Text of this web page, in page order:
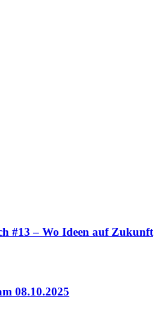
#13 – Wo Ideen auf Zukunft
08.10.2025